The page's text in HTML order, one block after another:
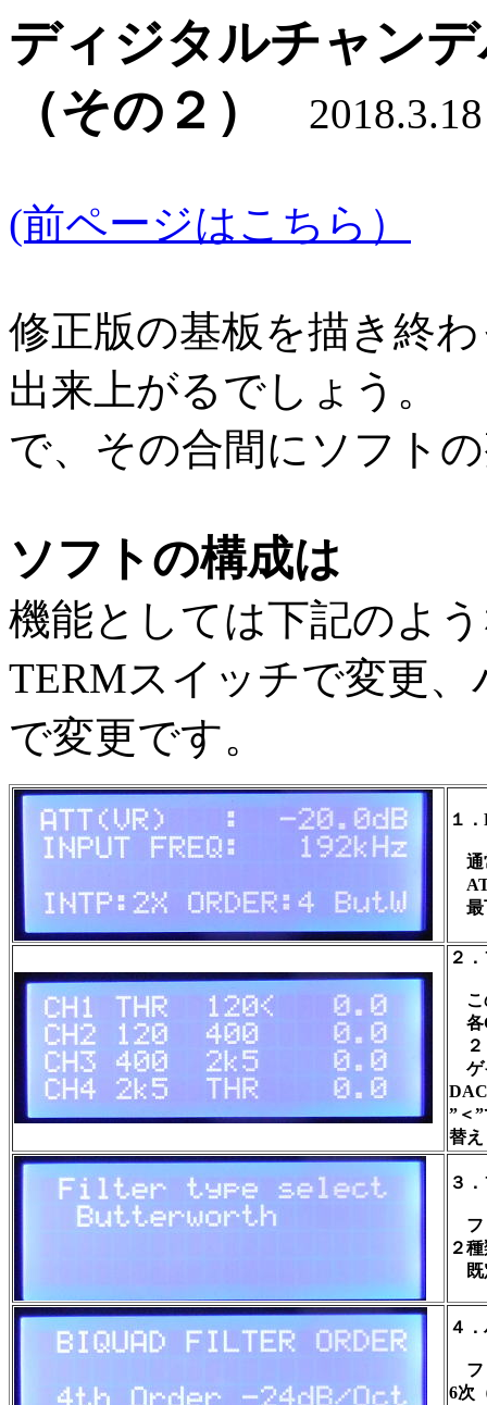
ディジタルチャン
（その２）
2018.3.18
(前ページはこちら）
修正版の基板を描き終
出来上がるでしょう。
で、その合間にソフト
ソフトの構成は
機能としては下記のよ
TERMスイッチで変更
で変更です。
１
通
最
２
こ
各
２
ゲ
”＜
替
３
フ
２
既
４
フ
6次